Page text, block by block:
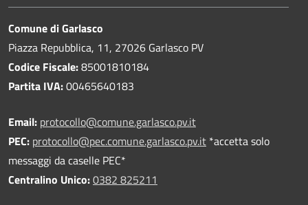
Comune di Garlasco
Piazza Repubblica, 11, 27026 Garlasco PV
Codice Fiscale:85001810184
Partita IVA:00465640183
Email: protocollo@comune.garlasco.pv.it
PEC: protocollo@pec.comune.garlasco.pv.it *accetta solo
messaggi da caselle PEC*
Centralino Unico:0382 825211